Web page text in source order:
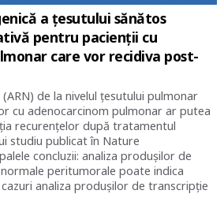
a țesutului sănătos
pentru pacienții cu
care vor recidiva post-
de la nivelul țesutului pulmonar
cu adenocarcinom pulmonar ar putea
recurențelor după tratamentul
studiu publicat în Nature
concluzii: analiza produșilor de
peritumorale poate indica
analiza produșilor de transcripție